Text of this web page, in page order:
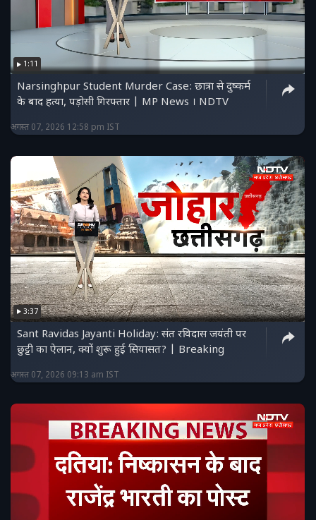
1:11
Narsinghpur Student Murder Case: छात्रा से दुष्कर्म
के बाद हत्या, पड़ोसी गिरफ्तार | MP News । NDTV
अगस्त 07, 2026 12:58 pm IST
3:37
Sant Ravidas Jayanti Holiday: संत रविदास जयंती पर
छुट्टी का ऐलान, क्यों शुरू हुई सियासत? | Breaking
अगस्त 07, 2026 09:13 am IST